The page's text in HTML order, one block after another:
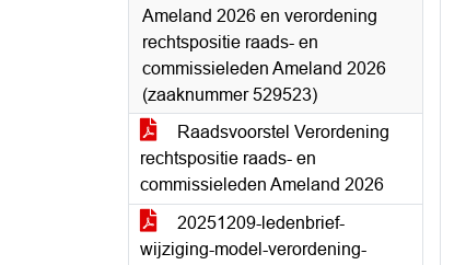
Ameland 2026 en verordening
rechtspositie raads- en
commissieleden Ameland 2026
(zaaknummer 529523)
Raadsvoorstel Verordening
rechtspositie raads- en
commissieleden Ameland 2026
20251209-ledenbrief-
wijziging-model-verordening-